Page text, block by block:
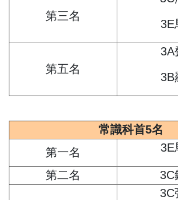
第三名
3E
第五名
3A
3B
常識科首5名
第一名
3E
第二名 3C
3C